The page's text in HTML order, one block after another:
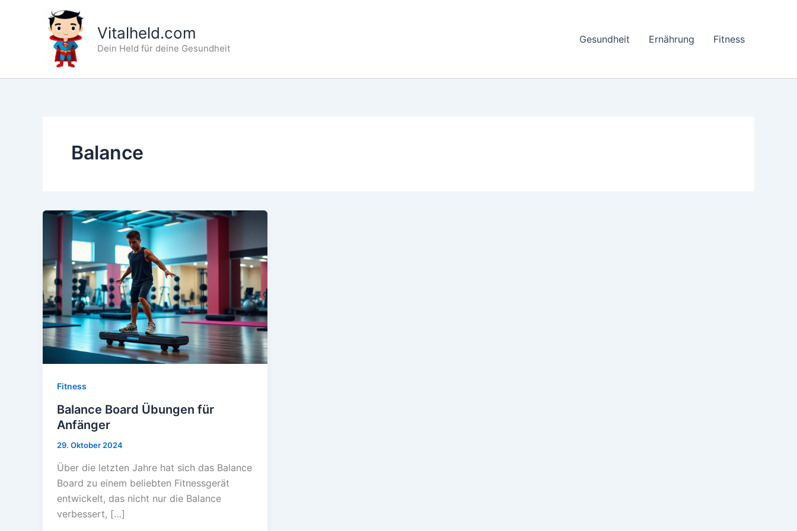
Vitalheld.com
Dein Held für deine Gesundheit
Gesundheit Ernährung Fitness
Balance
Fitness
Balance Board Übungen für
Anfänger
29. Oktober 2024
Über die letzten Jahre hat sich das Balance
Board zu einem beliebten Fitnessgerät
entwickelt, das nicht nur die Balance
verbessert, […]